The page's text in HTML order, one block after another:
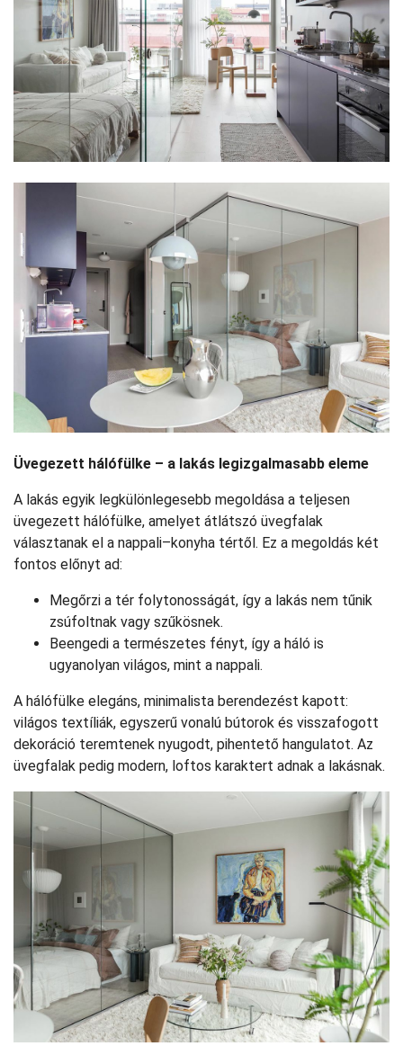
Üvegezett hálófülke – a lakás legizgalmasabb eleme
A lakás egyik legkülönlegesebb megoldása a teljesen
üvegezett hálófülke, amelyet átlátszó üvegfalak
választanak el a nappali–konyha tértől. Ez a megoldás két
fontos előnyt ad:
Megőrzi a tér folytonosságát, így a lakás nem tűnik
zsúfoltnak vagy szűkösnek.
Beengedi a természetes fényt, így a háló is
ugyanolyan világos, mint a nappali.
A hálófülke elegáns, minimalista berendezést kapott:
világos textíliák, egyszerű vonalú bútorok és visszafogott
dekoráció teremtenek nyugodt, pihentető hangulatot. Az
üvegfalak pedig modern, loftos karaktert adnak a lakásnak.